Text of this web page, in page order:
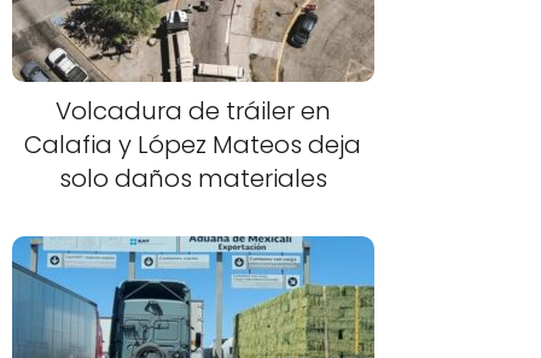
Volcadura de tráiler en
Calafia y López Mateos deja
solo daños materiales